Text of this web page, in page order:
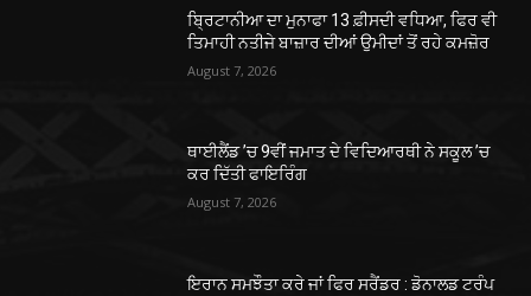
ਬ੍ਰਿਟਾਨੀਆ ਦਾ ਮੁਨਾਫਾ 13 ਫ਼ੀਸਦੀ ਵਧਿਆ, ਫਿਰ ਵੀ
ਤਿਮਾਹੀ ਨਤੀਜੇ ਬਾਜ਼ਾਰ ਦੀਆਂ ਉਮੀਦਾਂ ਤੋਂ ਰਹੇ ਕਮਜ਼ੋਰ
August 7, 2026
ਥਾਈਲੈਂਡ ’ਚ 9ਵੀਂ ਜਮਾਤ ਦੇ ਵਿਦਿਆਰਥੀ ਨੇ ਸਕੂਲ ’ਚ
ਕਰ ਦਿੱਤੀ ਫਾਇਰਿੰਗ
August 7, 2026
ਇਰਾਨ ਸਮਝੌਤਾ ਕਰੇ ਜਾਂ ਫਿਰ ਸਰੈਂਡਰ : ਡੋਨਾਲਡ ਟਰੰਪ